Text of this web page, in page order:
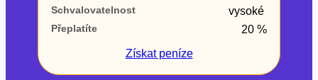
ano
V hotovosti
Schvalovatelnost vysoké
Přeplatíte
20 %
Získatpeníze